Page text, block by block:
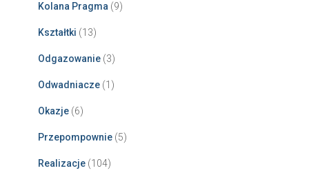
Kolana Pragma (9)
Kształtki (13)
Odgazowanie (3)
Odwadniacze (1)
Okazje (6)
Przepompownie (5)
Realizacje (104)